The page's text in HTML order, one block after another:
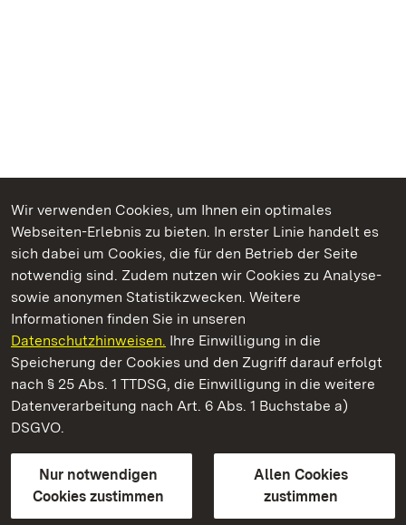
Wir verwenden Cookies, um Ihnen ein optimales
Webseiten-Erlebnis zu bieten. In erster Linie handelt es
sich dabei um Cookies, die für den Betrieb der Seite
notwendig sind. Zudem nutzen wir Cookies zu Analyse-
sowie anonymen Statistikzwecken. Weitere
Informationen finden Sie in unseren
Datenschutzhinweisen. Ihre Einwilligung in die
Speicherung der Cookies und den Zugriff darauf erfolgt
nach § 25 Abs. 1 TTDSG, die Einwilligung in die weitere
Datenverarbeitung nach Art. 6 Abs. 1 Buchstabe a)
DSGVO.
Nur notwendigen
Cookies zustimmen
Allen Cookies
zustimmen
Kommen. Staunen. Genießen.
Schloss und Schlossgarten Schwetzingen
Staatliche Schlösser und Gärten Baden-Württemberg
Kontakt
GebärdenspracheLeichte Sprache
Erklärung zur Barrierefreiheit
BITV-konform (geprüfte Seiten)